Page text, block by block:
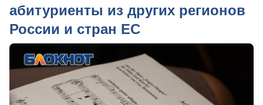
абитуриенты из других регионов
России и стран ЕС